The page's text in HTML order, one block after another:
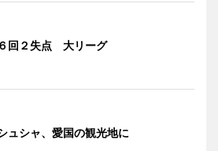
回２失点 大リーグ
ュシャ、愛国の観光地に